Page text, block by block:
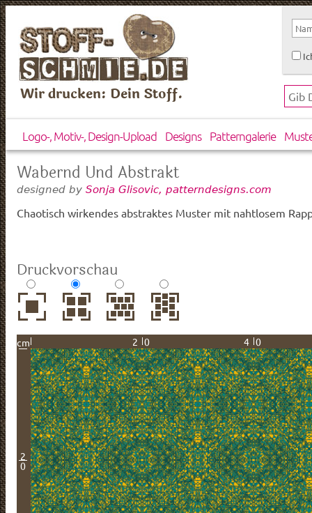
Wir drucken: Dein Stoff.
Logo-, Motiv-, Design-Upload Designs Patterngalerie
Wabernd Und Abstrakt
designed by Sonja Glisovic, patterndesigns.com
Chaotisch wirkendes abstraktes Muster mit nahtlosem
Druckvorschau
cm 20 40
2
0